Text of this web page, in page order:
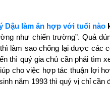
Dậu làm ăn hợp với tuổi nào
như chiến trường”. Quả
làm sao chống lại được
thì quý gia chủ cần phải tìm
cho việc hợp tác thuận lợi
năm 1993 thì quý vị chỉ